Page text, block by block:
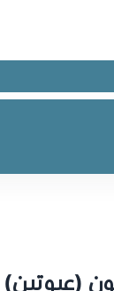
(عبوتين)